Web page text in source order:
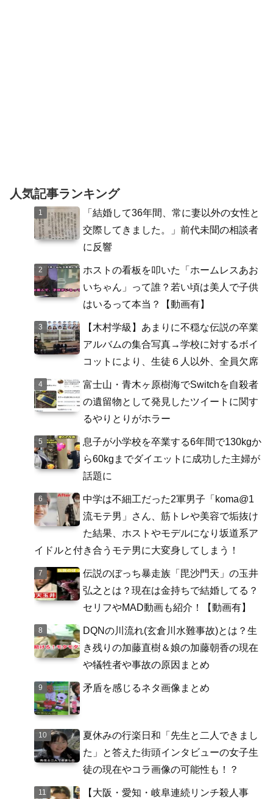
人気記事ランキング
「結婚して36年間、常に妻以外の女性と
交際してきました。」前代未聞の相談者
に反響
ホストの看板を叩いた「ホームレスあお
いちゃん」って誰？若い頃は美人で子供
はいるって本当？【動画有】
【木村学級】あまりに不穏な伝説の卒業
アルバムの集合写真→学校に対するボイ
コットにより、生徒６人以外、全員欠席
富士山・青木ヶ原樹海でSwitchを自殺者
の遺留物として発見したツイートに関す
るやりとりがホラー
息子が小学校を卒業する6年間で130kgか
ら60kgまでダイエットに成功した主婦が
話題に
中学は不細工だった2軍男子「koma@1
流モテ男」さん、筋トレや美容で垢抜け
た結果、ホストやモデルになり坂道系ア
イドルと付き合うモテ男に大変身してしまう！
伝説のぼっち暴走族「毘沙門天」の玉井
弘之とは？現在は金持ちで結婚してる？
セリフやMAD動画も紹介！【動画有】
DQNの川流れ(玄倉川水難事故)とは？生
き残りの加藤直樹＆娘の加藤朝香の現在
や犠牲者や事故の原因まとめ
矛盾を感じるネタ画像まとめ
夏休みの行楽日和「先生と二人できまし
た」と答えた街頭インタビューの女子生
徒の現在やコラ画像の可能性も！？
【大阪・愛知・岐阜連続リンチ殺人事